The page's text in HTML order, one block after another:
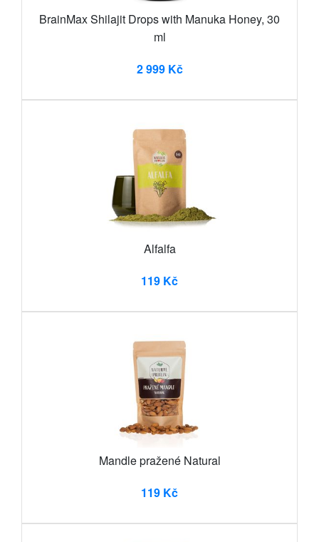
BrainMax Shilajit Drops with Manuka Honey, 30
ml
2 999 Kč
Alfalfa
119 Kč
Mandle pražené Natural
119 Kč